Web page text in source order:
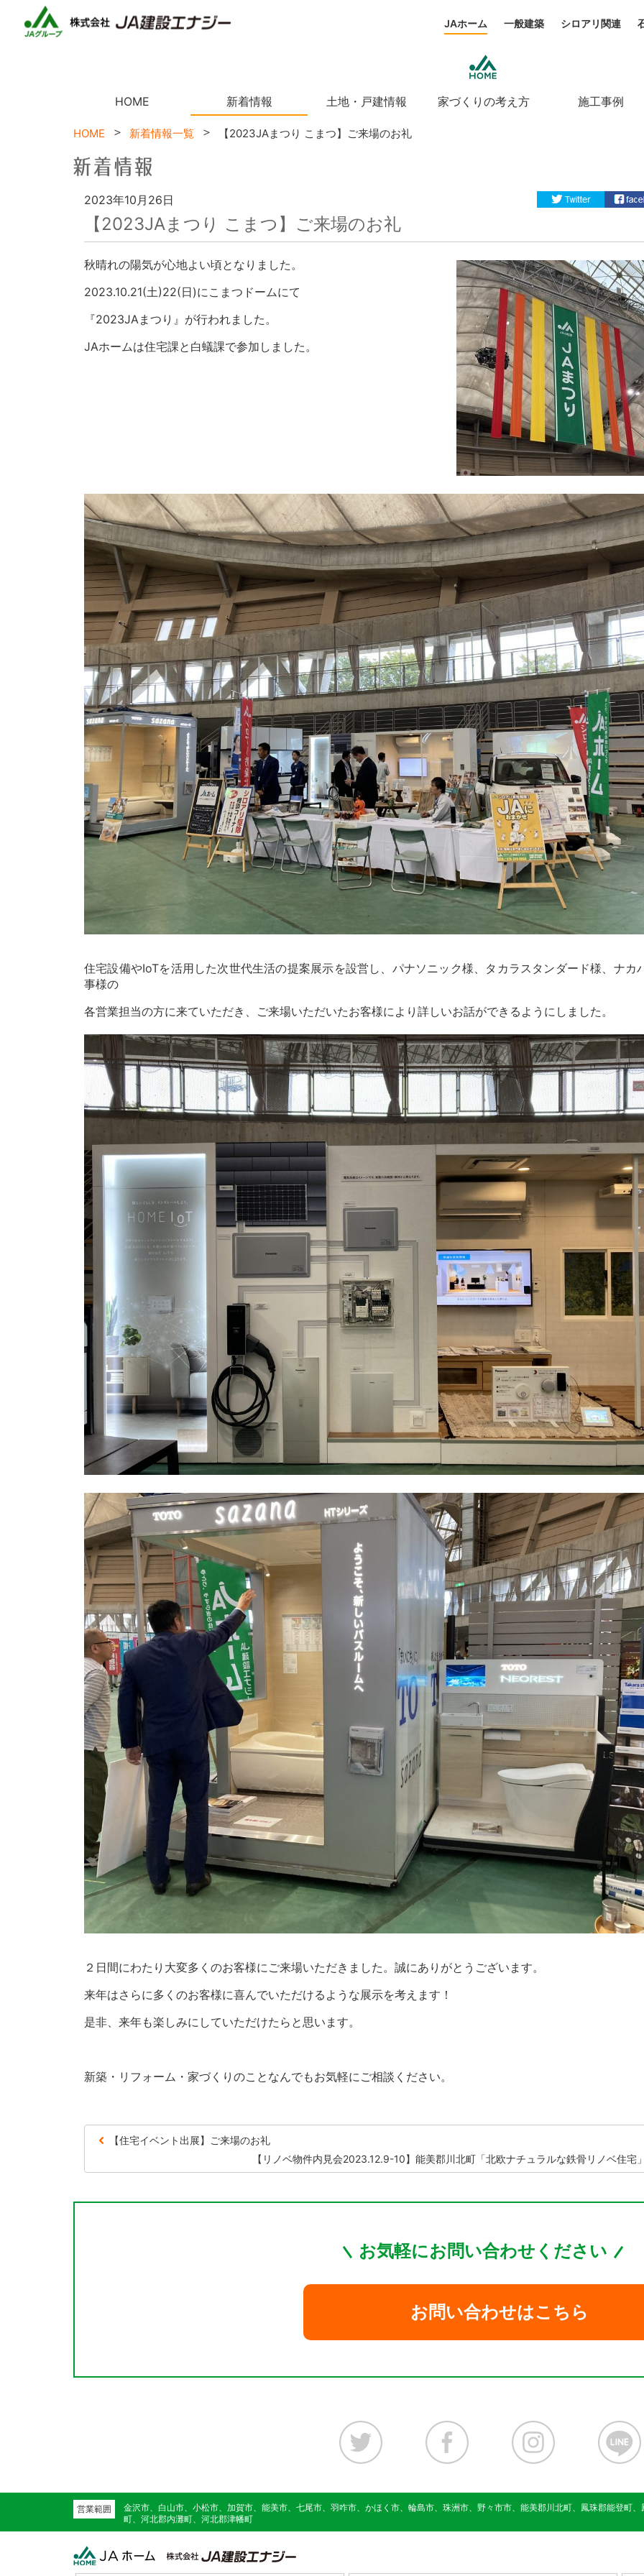
JAホーム 一般建築 シロアリ関連
HOME 新着情報 土地・戸建情報 家づくりの考え方 施工事例
HOME 新着情報一覧 【2023JAまつり こまつ】ご来場のお礼
2023年10月26日
【2023JAまつり こまつ】ご来場のお礼
秋晴れの陽気が心地よい頃となりました。
2023.10.21(土)22(日)にこまつドームにて
『2023JAまつり』が行われました。
JAホームは住宅課と白蟻課で参加しました。
住宅設備やIoTを活用した次世代生活の提案展示を設営し、パナソニック様、タカラスタンダード様、ナカ
事様の
各営業担当の方に来ていただき、ご来場いただいたお客様により詳しいお話ができるようにしました。
２日間にわたり大変多くのお客様にご来場いただきました。誠にありがとうございます。
来年はさらに多くのお客様に喜んでいただけるような展示を考えます！
是非、来年も楽しみにしていただけたらと思います。
新築・リフォーム・家づくりのことなんでもお気軽にご相談ください。
【住宅イベント出展】ご来場のお礼
【リノベ物件内見会2023.12.9-10】能美郡川北町「北欧ナチュラルな鉄骨リノベ住宅
お気軽にお問い合わせください
お問い合わせはこちら
営業範囲
金沢市、白山市、小松市、加賀市、能美市、七尾市、羽咋市、かほく市、輪島市、珠洲市、野々市市、能美郡川北町、鳳珠郡能登町
町、河北郡内灘町、河北郡津幡町